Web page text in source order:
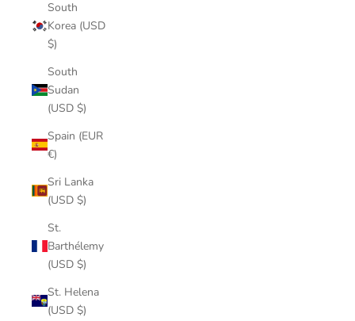
South
Korea (USD
$)
South
Sudan
(USD $)
Spain (EUR
€)
Sri Lanka
(USD $)
St.
Barthélemy
(USD $)
St. Helena
(USD $)